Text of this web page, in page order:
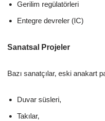
Gerilim regülatörleri
Entegre devreler (IC)
Sanatsal Projeler
Bazı sanatçılar, eski anakart
Duvar süsleri,
Takılar,